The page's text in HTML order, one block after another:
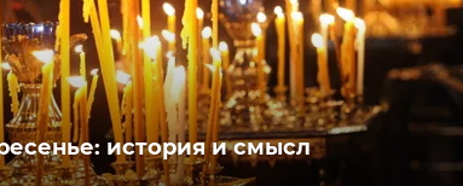
история и смысл